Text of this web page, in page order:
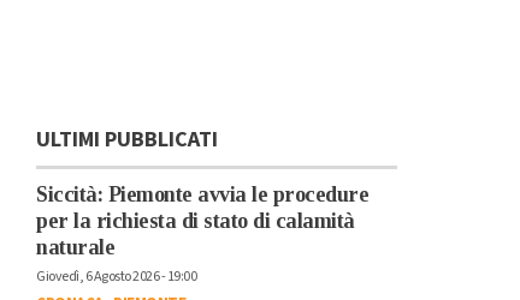
ULTIMI PUBBLICATI
Siccità: Piemonte avvia le procedure
per la richiesta di stato di calamità
naturale
Giovedì, 6 Agosto 2026 - 19:00